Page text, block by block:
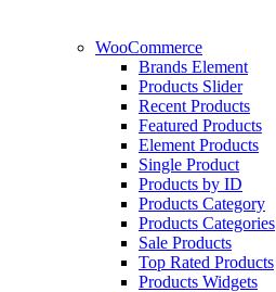
WooCommerce
Brands Element
Products Slider
Recent Products
Featured Products
Element Products
Single Product
Products by ID
Products Category
Products Categories
Sale Products
Top Rated Products
Products Widgets